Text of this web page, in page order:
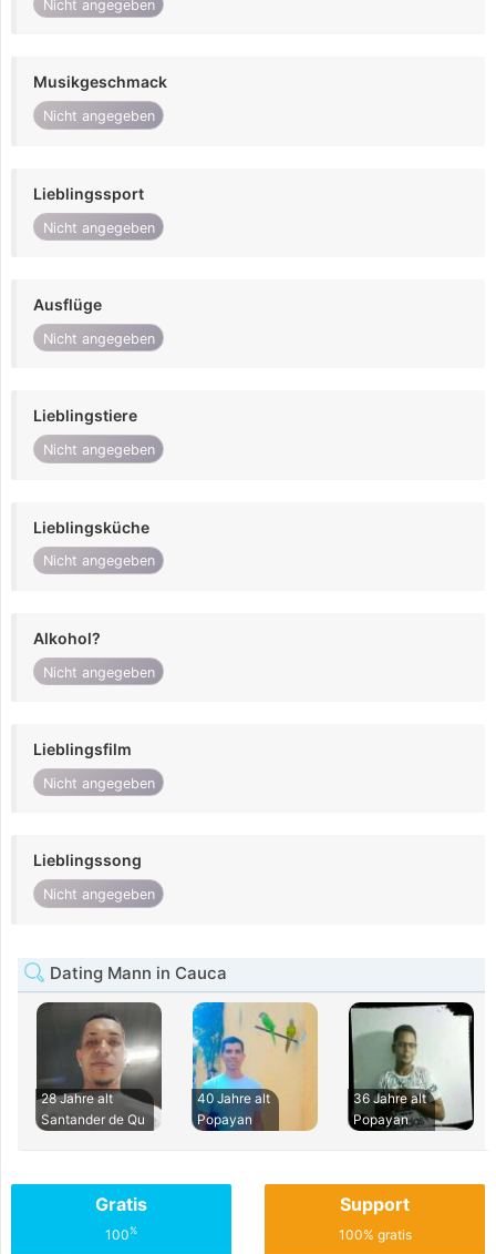
Nicht angegeben
Musikgeschmack
Nicht angegeben
Lieblingssport
Nicht angegeben
Ausflüge
Nicht angegeben
Lieblingstiere
Nicht angegeben
Lieblingsküche
Nicht angegeben
Alkohol?
Nicht angegeben
Lieblingsfilm
Nicht angegeben
Lieblingssong
Nicht angegeben
Dating Mann in Cauca
28 Jahre alt
Santander de Qu
40 Jahre alt
Popayan
36 Jahre alt
Popayan
Gratis
100%
Support
100% gratis